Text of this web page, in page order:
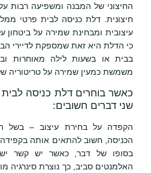
החיצוני של המבנה ומשפיעה רבות
חיצונית. דלת כניסה לבית פרטי
עיצובית ומבחינת שמירה על ביטחון
כי הדלת היא זאת שמספקת לדיירי
בבית או בשעות לילה מאוחרות
משמשת כמעין שמירה על טריטוריה
כאשר בוחרים דלת כניסה
שני דברים חשובים:
הקפדה על בחירת עיצוב – בשל
הכניסה, חשוב להתאים אותה בקפידה
בסופו של דבר, כאשר יש קשר
האלמנטים סביב, כך נוצרת סינרגיה